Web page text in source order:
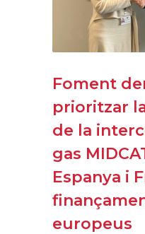
Foment
prioritzar
de la
gas
Espanya i
europeus